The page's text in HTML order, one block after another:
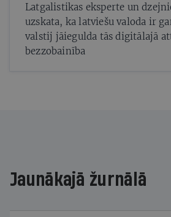
Latgalistikas eksperte un
uzskata, ka latviešu valoda ir
valstij jāiegulda tās digitālajā
bezzobainība
Jaunākajā žurnālā